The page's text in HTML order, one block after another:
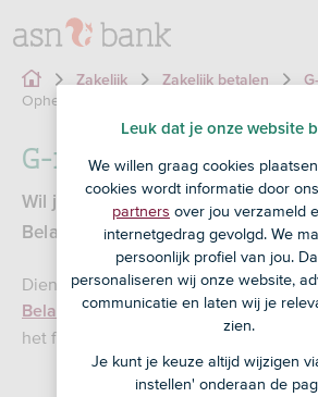
Zakelijk Zakelijk betalen
Opheffen
G-rekening opheffen
Wil je je g-rekening opheffen? Dit
Belastingdienst.
Dien een wijzigingsverzoek voor je g-
Belastingdienst
. Na akkoord stuurt
het formulier door naar ons om de
Leuk dat je onze website
We willen graag cookies
cookies wordt informatie door
partners over jou verzameld
internetgedrag gevolgd. We
persoonlijk profiel van jou.
personaliseren wij onze website,
communicatie en laten wij je
zien.
Je kunt je keuze altijd wijzigen
instellen' onderaan de